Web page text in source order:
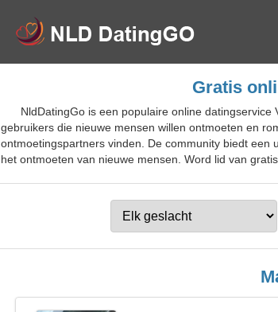
Gratis
NldDatingGo is een populaire online
gebruikers die nieuwe mensen willen ontmoeten en
ontmoetingspartners vinden. De community biedt
het ontmoeten van nieuwe mensen. Word lid van